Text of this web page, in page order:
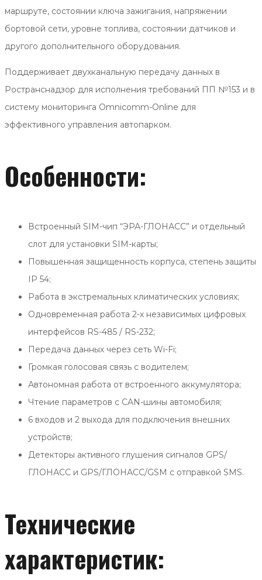
маршруте, состоянии ключа зажигания, напряжении
бортовой сети, уровне топлива, состоянии датчиков и
другого дополнительного оборудования.
Поддерживает двухканальную передачу данных в
Ространснадзор для исполнения требований ПП №153 и в
систему мониторинга Omnicomm-Online для
эффективного управления автопарком.
Особенности:
Встроенный SIM-чип “ЭРА-ГЛОНАСС” и отдельный
слот для установки SIM-карты;
Повышенная защищенность корпуса, степень защиты
IP 54;
Работа в экстремальных климатических условиях;
Одновременная работа 2-х независимых цифровых
интерфейсов RS-485 / RS-232;
Передача данных через сеть Wi-Fi;
Громкая голосовая связь с водителем;
Автономная работа от встроенного аккумулятора;
Чтение параметров с CAN-шины автомобиля;
6 входов и 2 выхода для подключения внешних
устройств;
Детекторы активного глушения сигналов GPS/
ГЛОНАСС и GPS/ГЛОНАСС/GSM с отправкой SMS.
Технические
характеристик: